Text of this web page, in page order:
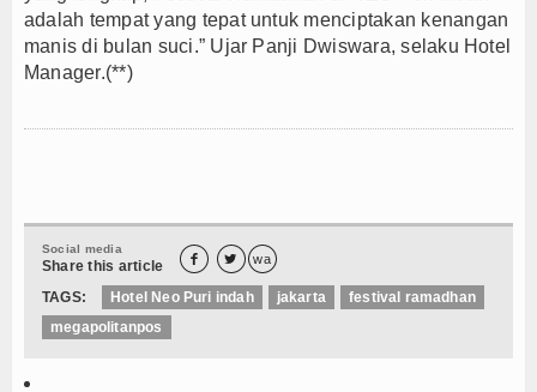
adalah tempat yang tepat untuk menciptakan kenangan
manis di bulan suci.” Ujar Panji Dwiswara, selaku Hotel
Manager.(**)
Social media
Share this article   wa
TAGS: Hotel Neo Puri indah jakarta
festival ramadhan
megapolitanpos